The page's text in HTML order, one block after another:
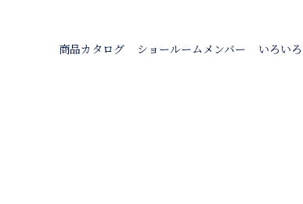
商品カタログ ショールームメンバー いろい